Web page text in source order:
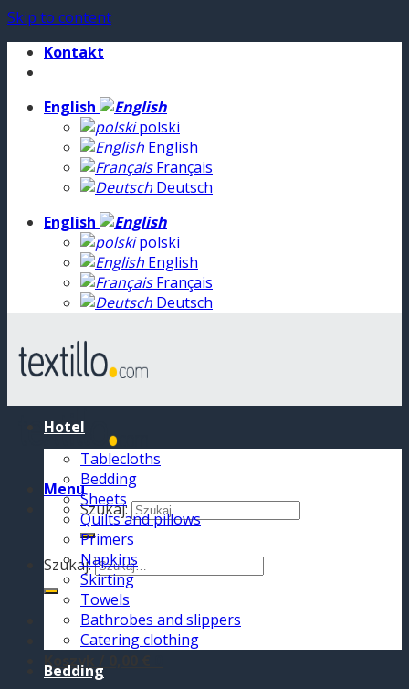
Skip to content
Kontakt
English
polski
English
Français
Deutsch
English
polski
English
Français
Deutsch
Menu
Szukaj:
Szukaj:
Koszyk /
Hotel
Tablecloths
Bedding
Sheets
Quilts and pillows
Primers
Napkins
Skirting
Towels
Bathrobes and slippers
Catering clothing
Bedding